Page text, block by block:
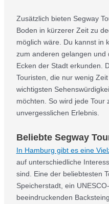
Zusätzlich bieten Segway
Boden in kürzerer Zeit zu
möglich wäre. Du kannst in
zum anderen gelangen und
Ecken der Stadt erkunden.
Touristen, die nur wenig
wichtigsten
möchten. So wird jede Tour
unvergesslichen Erlebnis.
Beliebte Segway
In Hamburg gibt es eine
auf unterschiedliche
sind. Eine der beliebtesten
Speicherstadt, ein
beeindruckenden